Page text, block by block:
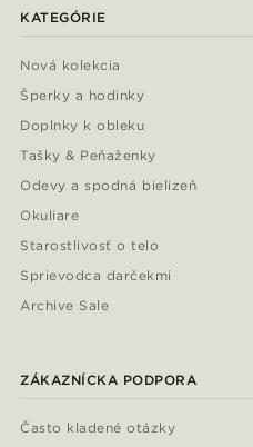
KATEGÓRIE
Nová kolekcia
Šperky a hodinky
Doplnky k obleku
Tašky & Peňaženky
Odevy a spodná bielizeň
Okuliare
Starostlivosť o telo
Sprievodca darčekmi
Archive Sale
ZÁKAZNÍCKA PODPORA
Často kladené otázky